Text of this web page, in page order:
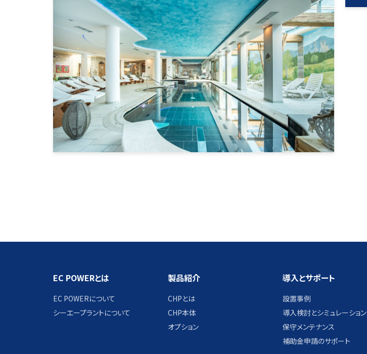
EC POWERとは
EC POWERについて
シーエープラントについて
製品紹介
CHPとは
CHP本体
オプション
導入とサポート
設置事例
導入検討とシミュレーション
保守メンテナンス
補助金申請のサポート